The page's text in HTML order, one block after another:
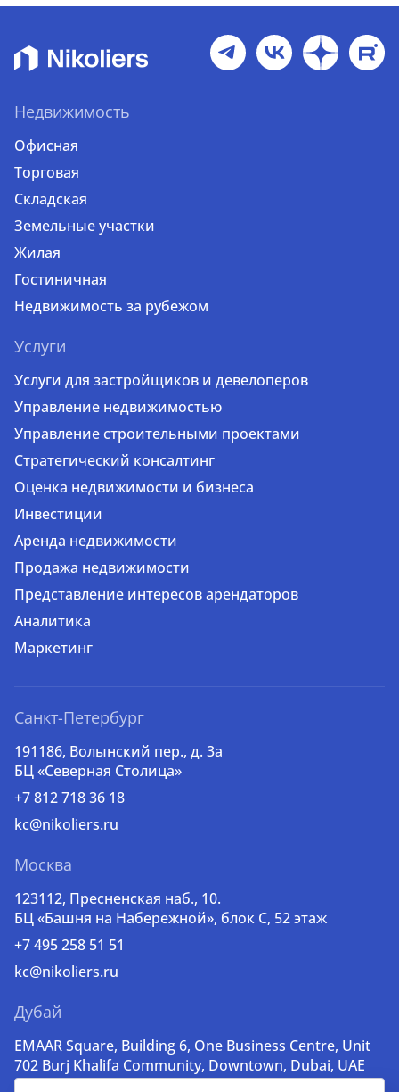
Недвижимость
Офисная
Торговая
Складская
Земельные участки
Жилая
Гостиничная
Недвижимость за рубежом
Услуги
Услуги для застройщиков и девелоперов
Управление недвижимостью
Управление строительными проектами
Стратегический консалтинг
Оценка недвижимости и бизнеса
Инвестиции
Аренда недвижимости
Продажа недвижимости
Представление интересов арендаторов
Аналитика
Маркетинг
Санкт-Петербург
191186, Волынский пер., д. 3a
БЦ «Северная Столица»
+7 812 718 36 18
kc@nikoliers.ru
Москва
123112, Пресненская наб., 10.
БЦ «Башня на Набережной», блок С, 52 этаж
+7 495 258 51 51
kc@nikoliers.ru
Дубай
EMAAR Square, Building 6, One Business Centre, Unit
702 Burj Khalifa Community, Downtown, Dubai, UAE